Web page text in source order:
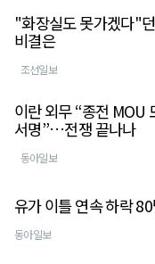
"화장실도 못가겠다"
비결은
조선일보
이란 외무 “종전 MOU
서명”…전쟁 끝나나
동아일보
유가 이틀 연속 하락
동아일보